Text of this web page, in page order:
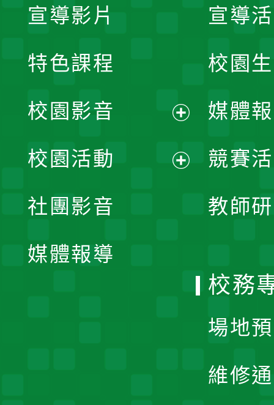
宣導
校園
媒體
競賽
教師
宣導影片
特色課程
校園影音
開
校園活動
社團影音
媒體報導
校務
場地
維修